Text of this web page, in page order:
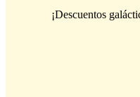
¡Descuentos